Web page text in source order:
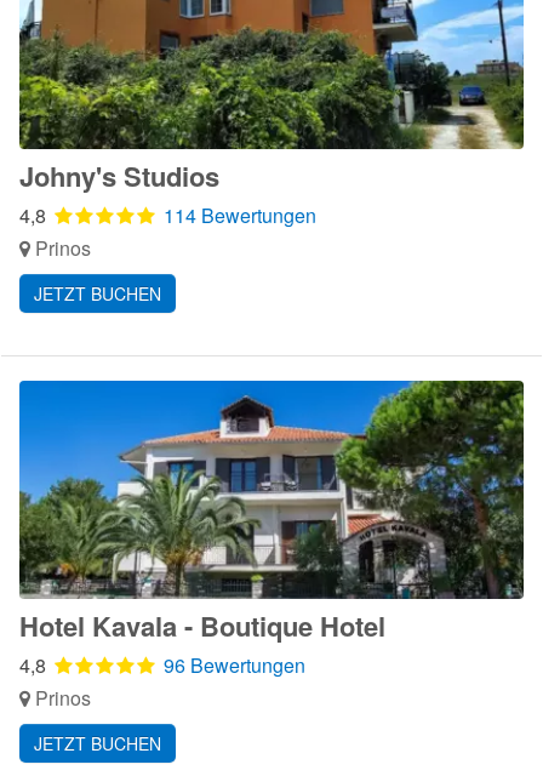
Johny's Studios
4,8
114 Bewertungen
Prinos
JETZT BUCHEN
Hotel Kavala - Boutique Hotel
4,8
96 Bewertungen
Prinos
JETZT BUCHEN